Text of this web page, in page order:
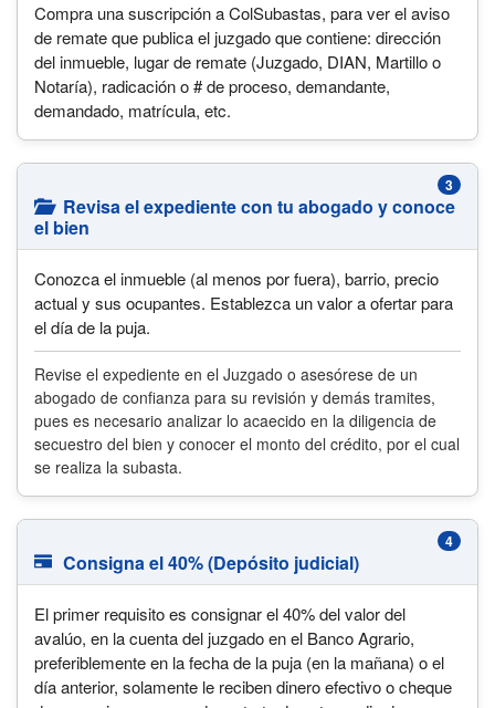
Compra una suscripción a ColSubastas, para ver el aviso
de remate que publica el juzgado que contiene: dirección
del inmueble, lugar de remate (Juzgado, DIAN, Martillo o
Notaría), radicación o # de proceso, demandante,
demandado, matrícula, etc.
3
Revisa el expediente con tu abogado y conoce
el bien
Conozca el inmueble (al menos por fuera), barrio, precio
actual y sus ocupantes. Establezca un valor a ofertar para
el día de la puja.
Revise el expediente en el Juzgado o asesórese de un
abogado de confianza para su revisión y demás tramites,
pues es necesario analizar lo acaecido en la diligencia de
secuestro del bien y conocer el monto del crédito, por el cual
se realiza la subasta.
4
Consigna el 40% (Depósito judicial)
El primer requisito es consignar el 40% del valor del
avalúo, en la cuenta del juzgado en el Banco Agrario,
preferiblemente en la fecha de la puja (en la mañana) o el
día anterior, solamente le reciben dinero efectivo o cheque